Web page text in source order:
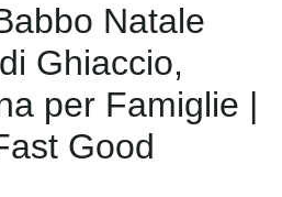
Natale
Ghiaccio,
per Famiglie |
Good